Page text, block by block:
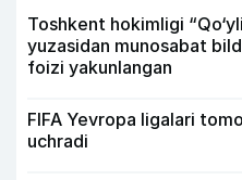
Toshkent hokimligi
yuzasidan munosabat
foizi yakunlangan
FIFA Yevropa ligalari
uchradi